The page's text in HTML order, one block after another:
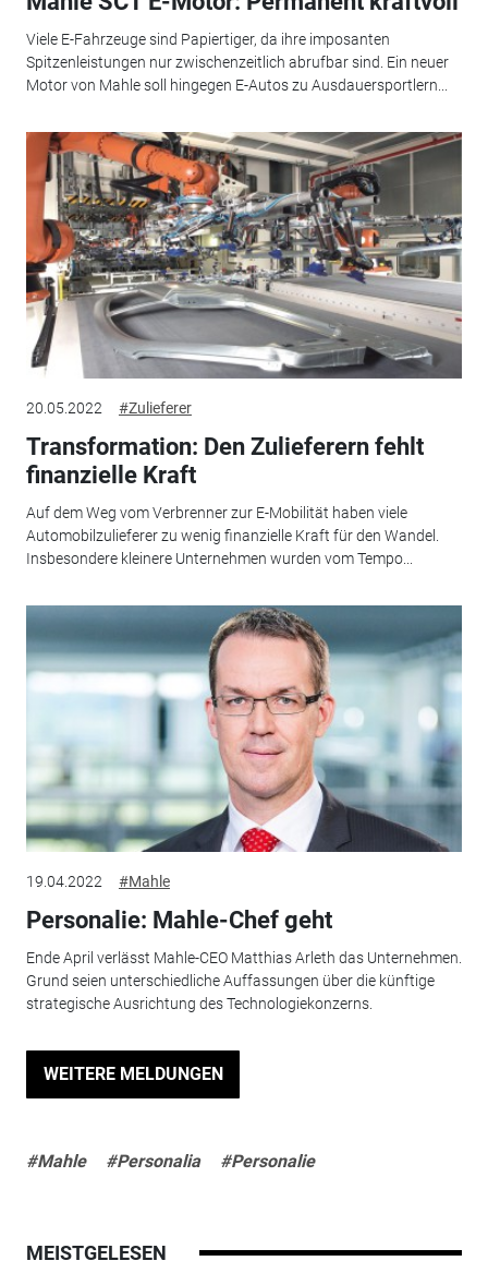
Viele E-Fahrzeuge sind Papiertiger, da ihre imposanten
Spitzenleistungen nur zwischenzeitlich abrufbar sind. Ein neuer
Motor von Mahle soll hingegen E-Autos zu Ausdauersportlern...
20.05.2022 #Zulieferer
Transformation: Den Zulieferern fehlt
finanzielle Kraft
Auf dem Weg vom Verbrenner zur E-Mobilität haben viele
Automobilzulieferer zu wenig finanzielle Kraft für den Wandel.
Insbesondere kleinere Unternehmen wurden vom Tempo...
19.04.2022 #Mahle
Personalie: Mahle-Chef geht
Ende April verlässt Mahle-CEO Matthias Arleth das Unternehmen.
Grund seien unterschiedliche Auffassungen über die künftige
strategische Ausrichtung des Technologiekonzerns.
WEITERE MELDUNGEN
#Mahle #Personalia #Personalie
MEISTGELESEN